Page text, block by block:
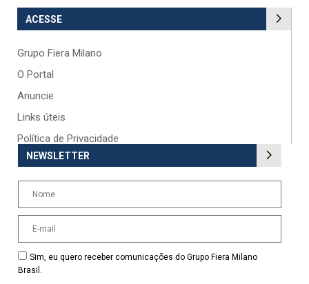
ACESSE
Grupo Fiera Milano
O Portal
Anuncie
Links úteis
Política de Privacidade
NEWSLETTER
Sim, eu quero receber comunicações do Grupo Fiera Milano
Brasil.